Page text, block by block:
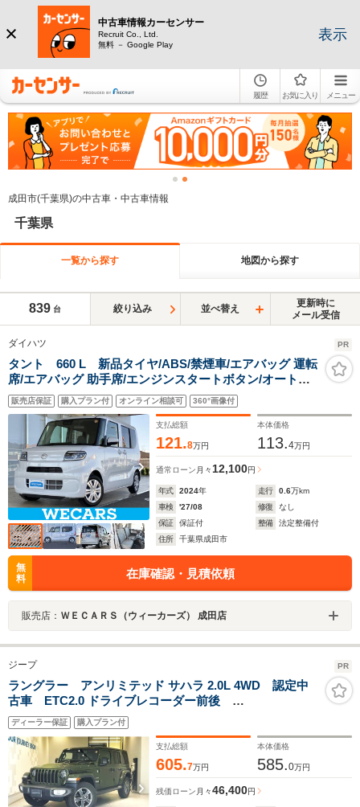
中古車情報カーセンサー
Recruit Co., Ltd.
無料 － Google Play
表示
履歴 お気に入り メニュー
成田市(千葉県)の中古車・中古車情報
千葉県
一覧から探す 地図から探す
839 台 絞り込み 並べ替え
更新時に
メール受信
ダイハツ PR
タント 660 L 新品タイヤ/ABS/禁煙車/エアバッグ 運転
席/エアバッグ 助手席/エンジンスタートボタン/オートエ
アコン/パワーステアリング/オートライト/取扱説明書/パ
ワードアロック/最大積載量350kg
販売店保証 購入プラン付 オンライン相談可 360°画像付
支払総額
121.8万円
本体価格
113.4万円
通常ローン 月々12,100円
年式 2024年 走行 0.6万km
車検
'27/08 修復
なし
保証
保証付 整備
法定整備付
住所
千葉県成田市
無
料
在庫確認・見積依頼
販売店： ＷＥＣＡＲＳ（ウィーカーズ） 成田店
ジープ PR
ラングラー アンリミテッド サハラ 2.0L 4WD 認定中
古車 ETC2.0 ドライブレコーダー前後
AppleCarPlay AndroidAuto バックカメラ サイドカ
メラ フロントカメラ ACC シートヒーター ステアリ
ングヒーター
ディーラー保証 購入プラン付
支払総額
605.7万円
本体価格
585.0万円
残価ローン 月々46,400円